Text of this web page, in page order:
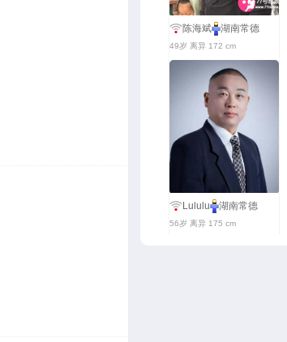
陈海斌 湖南常德
49岁 离异 172 cm
Lululu 湖南常德
56岁 离异 175 cm